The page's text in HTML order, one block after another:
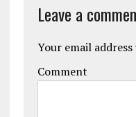
Leave a
Your email
Comment